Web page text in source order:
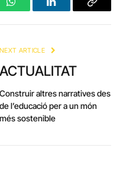
WhatsAppLinkedInCopy
NEXT ARTICLE
ACTUALITAT
Construir altres narratives des
de l’educació per a un món
més sostenible